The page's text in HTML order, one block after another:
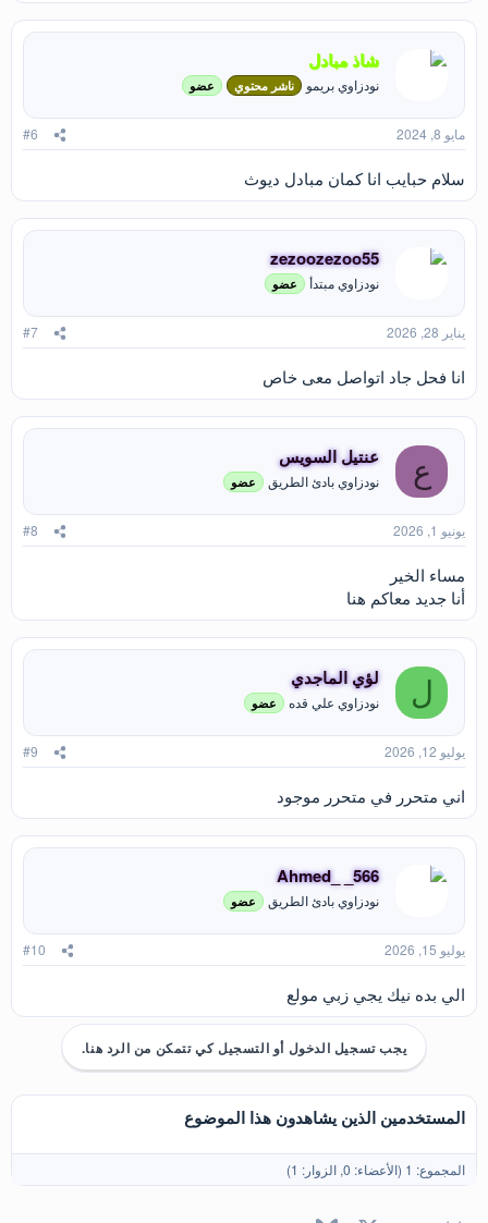
شاذ مبادل
نودزاوي بريمو ناشر محتوي عضو
مايو 8, 2024 #6
سلام حبايب انا كمان مبادل ديوث
zezoozezoo55
نودزاوي مبتدأ عضو
يناير 28, 2026 #7
انا فحل جاد اتواصل معى خاص
ع عنتيل السويس
نودزاوي بادئ الطريق عضو
يونيو 1, 2026 #8
مساء الخير
أنا جديد معاكم هنا
ل لؤي الماجدي
نودزاوي علي قده عضو
يوليو 12, 2026 #9
اني متحرر في متحرر موجود
Ahmed_ _566
نودزاوي بادئ الطريق عضو
يوليو 15, 2026 #10
الي بده نيك يجي زبي مولع
يجب تسجيل الدخول أو التسجيل كي تتمكن من الرد هنا.
المستخدمين الذين يشاهدون هذا الموضوع
المجموع: 1 (الأعضاء: 0, الزوار: 1)